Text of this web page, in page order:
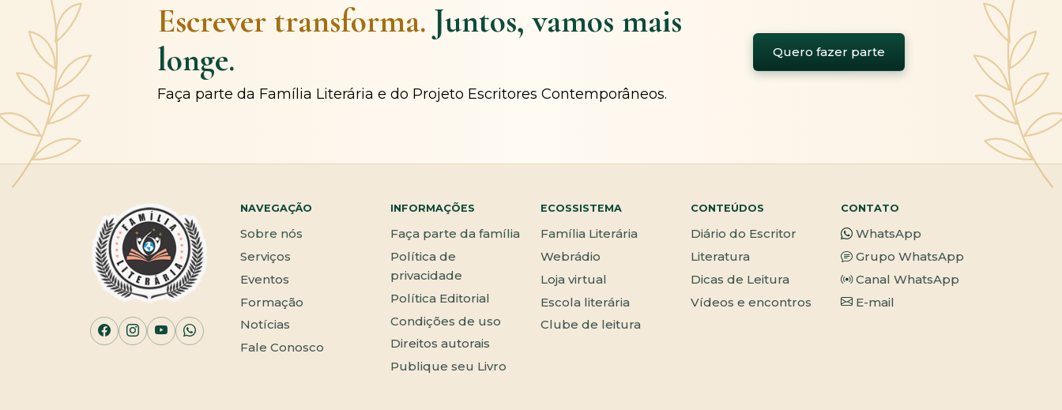
Escrever transforma. Juntos, vamos mais
longe.
Faça parte da Família Literária e do Projeto Escritores Contemporâneos.
Quero fazer parte
NAVEGAÇÃO
Sobre nós
Serviços
Eventos
Formação
Notícias
Fale Conosco
INFORMAÇÕES
Faça parte da família
Política de
privacidade
Política Editorial
Condições de uso
Direitos autorais
Publique seu Livro
ECOSSISTEMA
Família Literária
Webrádio
Loja virtual
Escola literária
Clube de leitura
CONTEÚDOS
Diário do Escritor
Literatura
Dicas de Leitura
Vídeos e encontros
CONTATO
WhatsApp
Grupo WhatsApp
Canal WhatsApp
E-mail